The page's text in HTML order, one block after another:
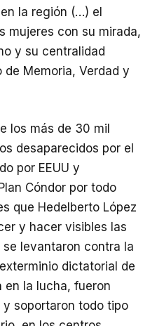
la región (…) el
mujeres con su mirada,
y su centralidad
Memoria, Verdad y
los más de 30 mil
desaparecidos por el
por EEUU y
Cóndor por todo
que Hedelberto López
y hacer visibles las
levantaron contra la
dictatorial de
en la lucha, fueron
soportaron todo tipo